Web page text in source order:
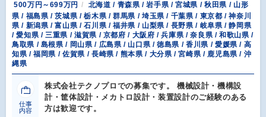
500万円～699万円
北海道 / 青森県 / 岩手県 / 宮城県 / 秋田県 / 山形
県 / 福島県 / 茨城県 / 栃木県 / 群馬県 / 埼玉県 / 千葉県 / 東京都 / 神奈川
県 / 新潟県 / 富山県 / 石川県 / 福井県 / 山梨県 / 長野県 / 岐阜県 / 静岡県
/ 愛知県 / 三重県 / 滋賀県 / 京都府 / 大阪府 / 兵庫県 / 奈良県 / 和歌山県 /
鳥取県 / 島根県 / 岡山県 / 広島県 / 山口県 / 徳島県 / 香川県 / 愛媛県 / 高
知県 / 福岡県 / 佐賀県 / 長崎県 / 熊本県 / 大分県 / 宮崎県 / 鹿児島県 / 沖
縄県
仕事
内容
株式会社テクノプロでの募集です。 機械設計・機構設
計・筐体設計・メカトロ設計・装置設計のご経験のある
方は歓迎です。